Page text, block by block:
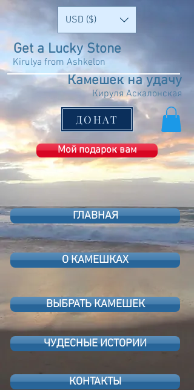
USD ($)
Get a Lucky Stone
Kirulya from Ashkelon
Камешек на удачу
Кируля Аскалонская
ДОНАТ
Мой подарок вам
ГЛАВНАЯ
О КАМЕШКАХ
ВЫБРАТЬ КАМЕШЕК
ЧУДЕСНЫЕ ИСТОРИИ
КОНТАКТЫ